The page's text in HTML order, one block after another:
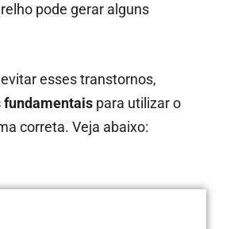
pode gerar alguns
esses transtornos,
fundamentais para utilizar o
correta. Veja abaixo: